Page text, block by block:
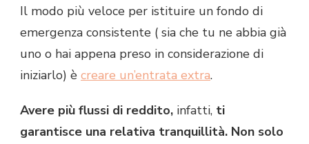
Il modo più veloce per istituire un fondo di
emergenza consistente ( sia che tu ne abbia già
uno o hai appena preso in considerazione di
iniziarlo) è creare un’entrata extra.
Avere più flussi di reddito, infatti, ti
garantisce una relativa tranquillità. Non solo